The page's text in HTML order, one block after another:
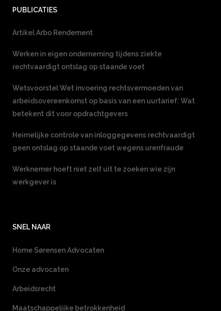
PUBLICATIES
Artikel Arbo Rendement
Werken in eigen onderneming tijdens ziekte
rechtvaardigt ontslag op staande voet
Wetsvoorstel Wet invoering rechtsvermoeden van
arbeidsovereenkomst op basis van een uurtarief: Wat
betekent dit voor opdrachtgevers
Heimelijke controle van inloggegevens rechtvaardigt
geen ontslag op staande voet wegens urenfraude
Werknemer hoeft niet zelf uit te zoeken wie zijn
werkgever is
SNEL NAAR
Home Sørensen Advocaten
Onze advocaten
Arbeidsrecht
Maatschappelijke betrokkenheid